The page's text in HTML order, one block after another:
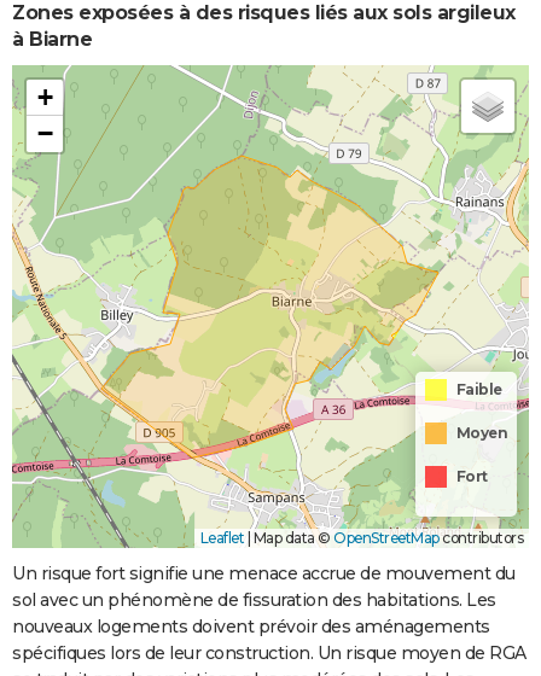
Zones exposées à des risques liés aux sols argileux
à Biarne
+
−
Faible
Moyen
Fort
Leaflet Map data © OpenStreetMapcontributors
Un risque fort signifie une menace accrue de mouvement du
sol avec un phénomène de fissuration des habitations. Les
nouveaux logements doivent prévoir des aménagements
spécifiques lors de leur construction. Un risque moyen de RGA